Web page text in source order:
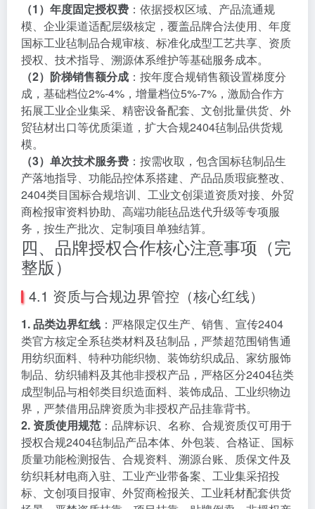
（1）年度固定授权费 ：依据授权区域、产品流通规
模、企业渠道适配层级核定，覆盖品牌合法使用、年度
国标工业毡制品合规审核、标准化成型工艺共享、资质
授权、技术指导、溯源体系维护等基础服务成本。
（2）阶梯销售额分成 ：按年度合规销售额设置梯度分
成，基础档位2%-4%，增量档位5%-7%，激励合作方
拓展工业企业集采、精密设备配套、文创批量供货、外
贸毡材出口等优质渠道，扩大合规2404毡制品供货规
模。
（3）单次技术服务费 ：按需收取，包含国标毡制品生
产落地指导、功能品控体系搭建、产品品质瑕疵整改、
2404类目国标合规培训、工业文创渠道资质对接、外贸
商检报审资料协助、高端功能毡品迭代升级等专项服
务，按生产批次、定制项目单独结算。
四、品牌授权合作核心注意事项（完
整版）
4.1 资质与合规边界管控（核心红线）
1. 品类边界红线 ：严格限定仅生产、销售、宣传2404
类官方核定全系毡类材料及毡制品，严禁超范围销售通
用纺织面料、特种功能织物、装饰纺织成品、家纺服饰
制品、纺织辅料及其他非授权产品，严格区分2404毡类
成型制品与相邻类目织造面料、装饰成品、工业织物边
界，严禁借用品牌资质为非授权产品挂靠背书。
2. 资质使用规范 ：品牌标识、名称、合规资质仅可用于
授权合规2404毡制品产品本体、外包装、合格证、国标
质量功能检测报告、合规资料、溯源台账、质保文件及
纺织耗材电商入驻、工业产业带备案、工业集采招投
标、文创项目报审、外贸商检报关、工业耗材配套供货